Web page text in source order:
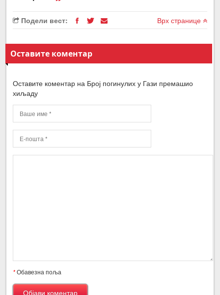
Подели вест: Врх странице
Оставите коментар
Оставите коментар на Број погинулих у Гази премашио
хиљаду
*Обавезна поља